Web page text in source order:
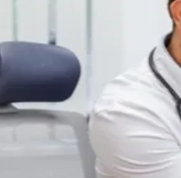
CarapicuíbaJandira Itapevi
Pirapora
Franco da